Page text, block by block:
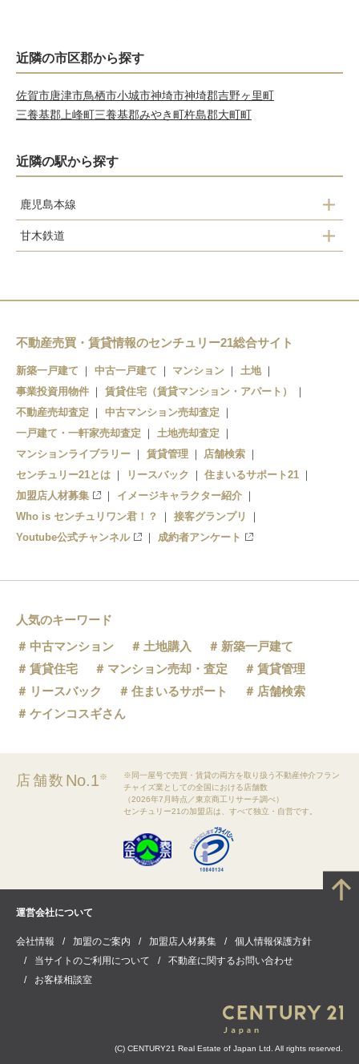
近隣の市区郡から探す
佐賀市唐津市鳥栖市小城市神埼市神埼郡吉野ヶ里町
三養基郡上峰町三養基郡みやき町杵島郡大町町
近隣の駅から探す
鹿児島本線
けやき台
甘木鉄道
不動産売買・賃貸情報のセンチュリー21総合サイト
新築一戸建て 中古一戸建て マンション
土地
事業投資用物件
賃貸住宅（賃貸マンション・アパート）
不動産売却査定
中古マンション売却査定
一戸建て・一軒家売却査定
土地売却査定
マンションライブラリー
賃貸管理
店舗検索
センチュリー21とは
リースバック
住まいるサポート21
加盟店人材募集
イメージキャラクター紹介
Who is センチュリワン君！？
接客グランプリ
Youtube公式チャンネル
成約者アンケート
人気のキーワード
中古マンション
土地購入
新築一戸建て
賃貸住宅
マンション売却・査定
賃貸管理
リースバック
住まいるサポート
店舗検索
ケインコスギさん
店舗数 No.1※
※同一屋号で売買・賃貸の両方を取り扱う不動産仲介フラン
チャイズ業としての全国における店舗数
（2026年7月時点／東京商工リサーチ調べ）
センチュリー21の加盟店は、すべて独立・自営です。
運営会社について
会社情報 加盟のご案内 加盟店人材募集
個人情報保護方針
当サイトのご利用について
不動産に関するお問い合わせ
お客様相談室
(C) CENTURY21 Real Estate of Japan Ltd. All rights reserved.